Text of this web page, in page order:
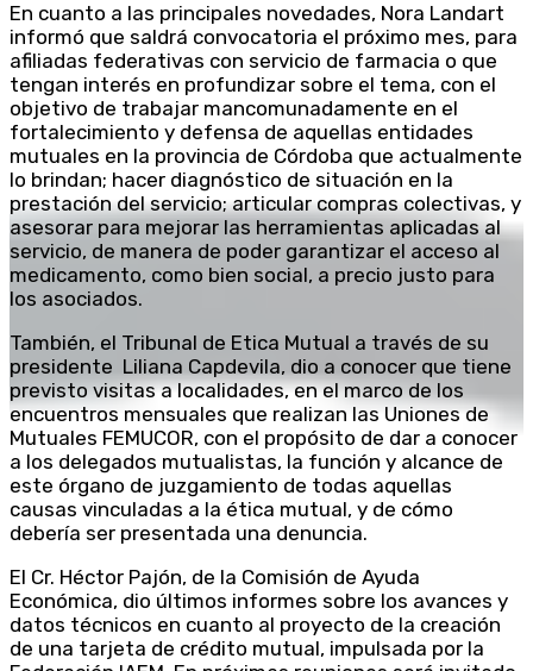
En cuanto a las principales novedades, Nora Landart
informó que saldrá convocatoria el próximo mes, para
afiliadas federativas con servicio de farmacia o que
tengan interés en profundizar sobre el tema, con el
objetivo de trabajar mancomunadamente en el
fortalecimiento y defensa de aquellas entidades
mutuales en la provincia de Córdoba que actualmente
lo brindan; hacer diagnóstico de situación en la
prestación del servicio; articular compras colectivas, y
asesorar para mejorar las herramientas aplicadas al
servicio, de manera de poder garantizar el acceso al
medicamento, como bien social, a precio justo para
los asociados.
También, el Tribunal de Etica Mutual a través de su
presidente Liliana Capdevila, dio a conocer que tiene
previsto visitas a localidades, en el marco de los
encuentros mensuales que realizan las Uniones de
Mutuales FEMUCOR, con el propósito de dar a conocer
a los delegados mutualistas, la función y alcance de
este órgano de juzgamiento de todas aquellas
causas vinculadas a la ética mutual, y de cómo
debería ser presentada una denuncia.
El Cr. Héctor Pajón, de la Comisión de Ayuda
Económica, dio últimos informes sobre los avances y
datos técnicos en cuanto al proyecto de la creación
de una tarjeta de crédito mutual, impulsada por la